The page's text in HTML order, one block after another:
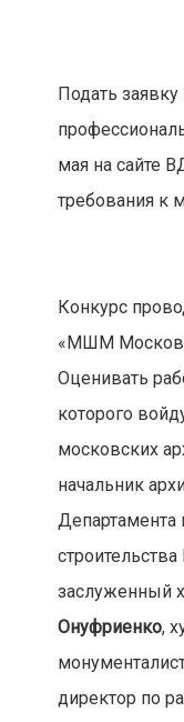
Подать заявку
мая на сайте
требования к
Конкурс
«МШМ
Оценивать
которого
московских
начальник
Департамента
заслуженный
Онуфриенко,
директор по